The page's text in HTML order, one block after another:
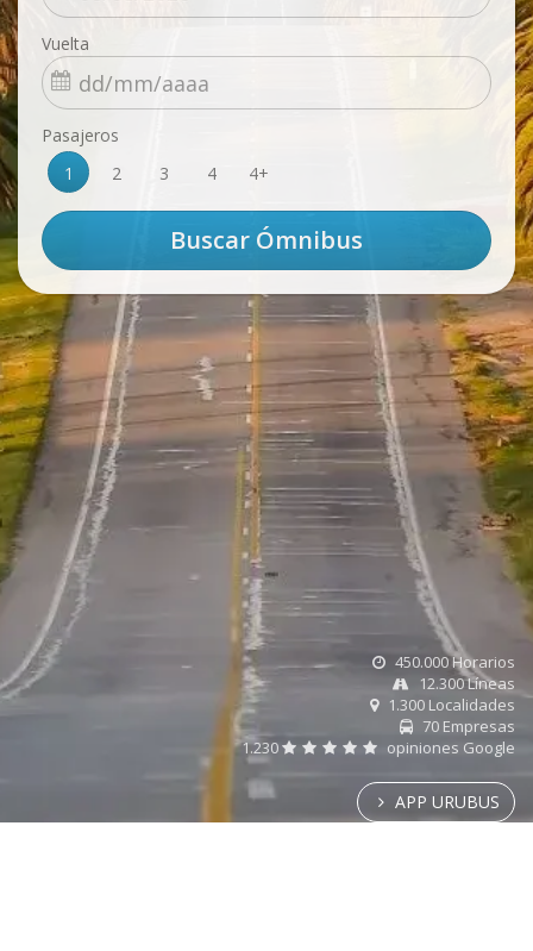
Vuelta
Pasajeros
1
2 3 4 4+
450.000 Horarios
12.300 Líneas
1.300 Localidades
70 Empresas
1.230
opiniones Google
APP URUBUS